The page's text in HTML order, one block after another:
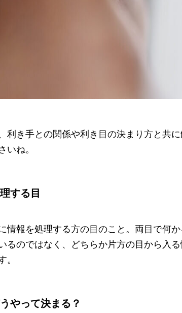
利き手との関係や利き目の決まり方と共
いね。
する目
情報を処理する方の目のこと。両目で何
るのではなく、どちらか片方の目から入
。
やって決まる？